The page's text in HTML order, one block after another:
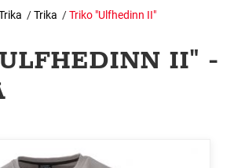
/Trika /Triko "Ulfhedinn II"
II" -